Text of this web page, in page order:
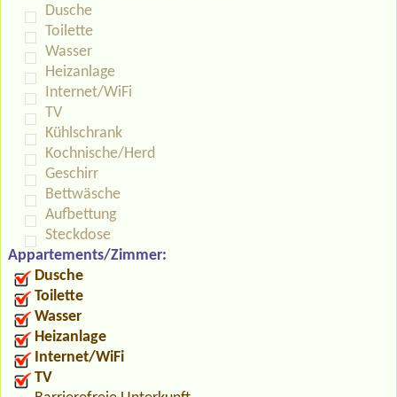
Dusche
Toilette
Wasser
Heizanlage
Internet/WiFi
TV
Kühlschrank
Kochnische/Herd
Geschirr
Bettwäsche
Aufbettung
Steckdose
Appartements/Zimmer:
Dusche
Toilette
Wasser
Heizanlage
Internet/WiFi
TV